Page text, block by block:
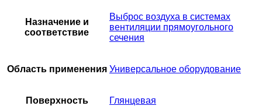
Назначение и
соответствие
Выброс воздуха в системах
вентиляции прямоугольного
сечения
Область применения Универсальное оборудование
Поверхность Глянцевая